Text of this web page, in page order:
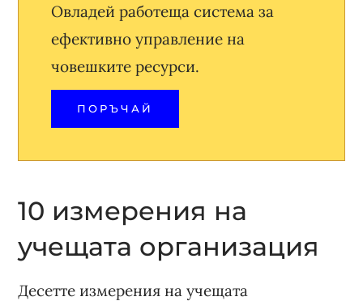
Овладей работеща система за
ефективно управление на
човешките ресурси.
ПОРЪЧАЙ
10 измерения на
учещата организация
Десетте измерения на учещата